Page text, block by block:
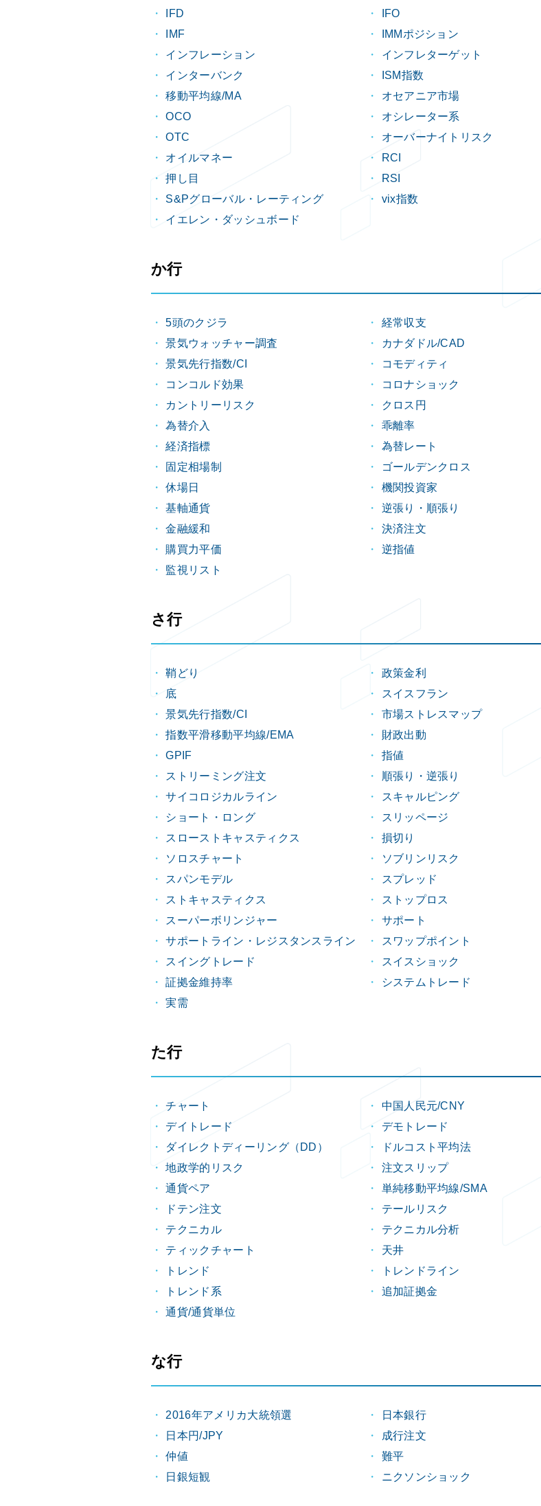
IFD
IFO
IMF
IMMポジション
インフレーション
インフレターゲット
インターバンク
ISM指数
移動平均線/MA
オセアニア市場
OCO
オシレーター系
OTC
オーバーナイトリスク
オイルマネー
RCI
押し目
RSI
S&Pグローバル・レーティング
vix指数
イエレン・ダッシュボード
か行
5頭のクジラ
経常収支
景気ウォッチャー調査
カナダドル/CAD
景気先行指数/CI
コモディティ
コンコルド効果
コロナショック
カントリーリスク
クロス円
為替介入
乖離率
経済指標
為替レート
固定相場制
ゴールデンクロス
休場日
機関投資家
基軸通貨
逆張り・順張り
金融緩和
決済注文
購買力平価
逆指値
監視リスト
さ行
鞘どり
政策金利
底
スイスフラン
景気先行指数/CI
市場ストレスマップ
指数平滑移動平均線/EMA
財政出動
GPIF
指値
ストリーミング注文
順張り・逆張り
サイコロジカルライン
スキャルピング
ショート・ロング
スリッページ
スローストキャスティクス
損切り
ソロスチャート
ソブリンリスク
スパンモデル
スプレッド
ストキャスティクス
ストップロス
スーパーボリンジャー
サポート
サポートライン・レジスタンスライン
スワップポイント
スイングトレード
スイスショック
証拠金維持率
システムトレード
実需
た行
チャート
中国人民元/CNY
デイトレード
デモトレード
ダイレクトディーリング（DD）
ドルコスト平均法
地政学的リスク
注文スリップ
通貨ペア
単純移動平均線/SMA
ドテン注文
テールリスク
テクニカル
テクニカル分析
ティックチャート
天井
トレンド
トレンドライン
トレンド系
追加証拠金
通貨/通貨単位
な行
2016年アメリカ大統領選
日本銀行
日本円/JPY
成行注文
仲値
難平
日銀短観
ニクソンショック